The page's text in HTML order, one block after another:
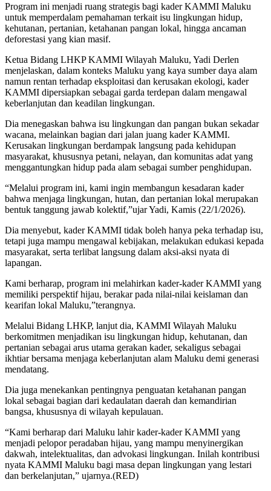
Program ini menjadi ruang strategis bagi kader KAMMI Maluku
untuk memperdalam pemahaman terkait isu lingkungan hidup,
kehutanan, pertanian, ketahanan pangan lokal, hingga ancaman
deforestasi yang kian masif.
Ketua Bidang LHKP KAMMI Wilayah Maluku, Yadi Derlen
menjelaskan, dalam konteks Maluku yang kaya sumber daya alam
namun rentan terhadap eksploitasi dan kerusakan ekologi, kader
KAMMI dipersiapkan sebagai garda terdepan dalam mengawal
keberlanjutan dan keadilan lingkungan.
Dia menegaskan bahwa isu lingkungan dan pangan bukan sekadar
wacana, melainkan bagian dari jalan juang kader KAMMI.
Kerusakan lingkungan berdampak langsung pada kehidupan
masyarakat, khususnya petani, nelayan, dan komunitas adat yang
menggantungkan hidup pada alam sebagai sumber penghidupan.
“Melalui program ini, kami ingin membangun kesadaran kader
bahwa menjaga lingkungan, hutan, dan pertanian lokal merupakan
bentuk tanggung jawab kolektif,”ujar Yadi, Kamis (22/1/2026).
Dia menyebut, kader KAMMI tidak boleh hanya peka terhadap isu,
tetapi juga mampu mengawal kebijakan, melakukan edukasi kepada
masyarakat, serta terlibat langsung dalam aksi-aksi nyata di
lapangan.
Kami berharap, program ini melahirkan kader-kader KAMMI yang
memiliki perspektif hijau, berakar pada nilai-nilai keislaman dan
kearifan lokal Maluku,”terangnya.
Melalui Bidang LHKP, lanjut dia, KAMMI Wilayah Maluku
berkomitmen menjadikan isu lingkungan hidup, kehutanan, dan
pertanian sebagai arus utama gerakan kader, sekaligus sebagai
ikhtiar bersama menjaga keberlanjutan alam Maluku demi generasi
mendatang.
Dia juga menekankan pentingnya penguatan ketahanan pangan
lokal sebagai bagian dari kedaulatan daerah dan kemandirian
bangsa, khususnya di wilayah kepulauan.
“Kami berharap dari Maluku lahir kader-kader KAMMI yang
menjadi pelopor peradaban hijau, yang mampu menyinergikan
dakwah, intelektualitas, dan advokasi lingkungan. Inilah kontribusi
nyata KAMMI Maluku bagi masa depan lingkungan yang lestari
dan berkelanjutan,” ujarnya.(RED)